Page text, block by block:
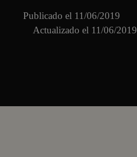
Publicado el 11/06/2019
Actualizado el 11/06/2019